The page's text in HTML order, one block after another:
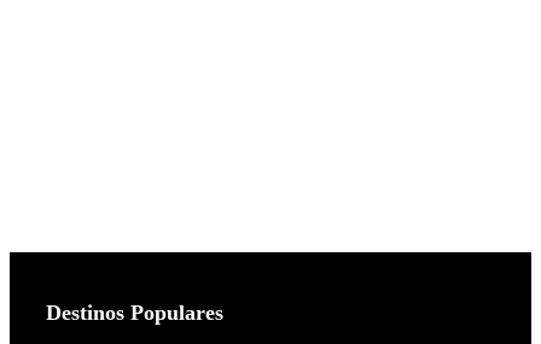
Destinos Populares